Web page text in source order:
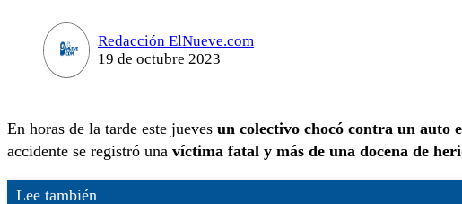
Redacción ElNueve.com
19 de octubre 2023
En horas de la tarde este jueves un colectivo chocó contra un auto
accidente se registró una víctima fatal y más de una docena de
Lee también